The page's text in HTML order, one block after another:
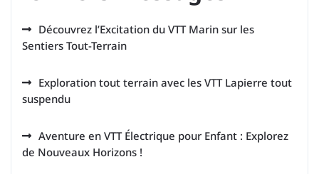
Découvrez l’Excitation du VTT Marin sur les
Sentiers Tout-Terrain
Exploration tout terrain avec les VTT Lapierre tout
suspendu
Aventure en VTT Électrique pour Enfant : Explorez
de Nouveaux Horizons !